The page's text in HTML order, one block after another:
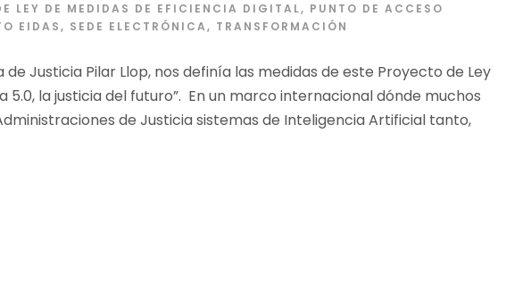
LEY DE MEDIDAS DE EFICIENCIA DIGITAL, PUNTO DE ACCESO
EIDAS, SEDE ELECTRÓNICA, TRANSFORMACIÓN
de Justicia Pilar Llop, nos definía las medidas de este Proyecto de Ley
5.0, la justicia del futuro”. En un marco internacional dónde muchos
de Justicia sistemas de Inteligencia Artificial tanto,